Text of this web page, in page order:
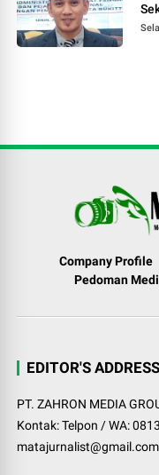
Company Profile
Pedoman
EDITOR'S ADDRESS
PT. ZAHRON MEDIA
Kontak: Telpon / WA:
matajurnalist@gmail.com